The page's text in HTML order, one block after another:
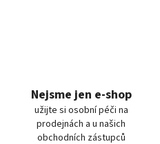
Nejsme jen e-shop
užijte si osobní péči na
prodejnách a u našich
obchodních zástupců